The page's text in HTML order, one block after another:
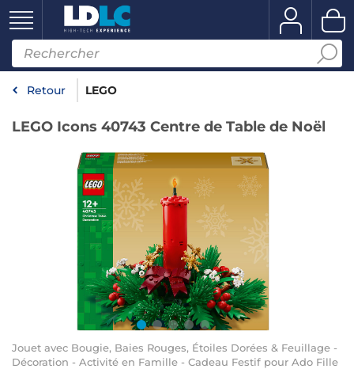
Retour LEGO
LEGO Icons 40743 Centre de Table de Noël
Jouet avec Bougie, Baies Rouges, Étoiles Dorées & Feuillage -
Décoration - Activité en Famille - Cadeau Festif pour Ado Fille